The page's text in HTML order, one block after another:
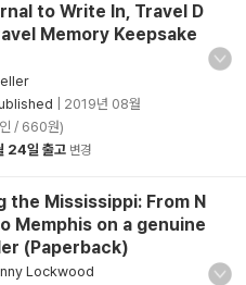
to Write In, Travel D
Memory Keepsake
2019년 08월
/ 660원)
24일 출고 변경
the Mississippi: From N
Memphis on a genuine
(Paperback)
Lockwood